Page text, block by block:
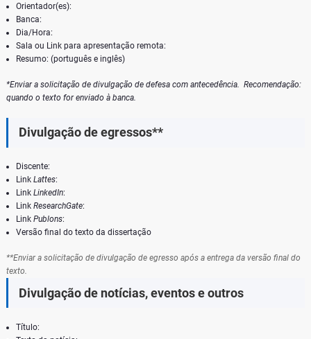
Orientador(es):
Banca:
Dia/Hora:
Sala ou Link para apresentação remota:
Resumo: (português e inglês)
*Enviar a solicitação de divulgação de defesa com antecedência. Recomendação:
quando o texto for enviado à banca.
Divulgação de egressos**
Discente:
Link Lattes:
Link LinkedIn:
Link ResearchGate:
Link Publons:
Versão final do texto da dissertação
**Enviar a solicitação de divulgação de egresso após a entrega da versão final do
texto.
Divulgação de notícias, eventos e outros
Título: